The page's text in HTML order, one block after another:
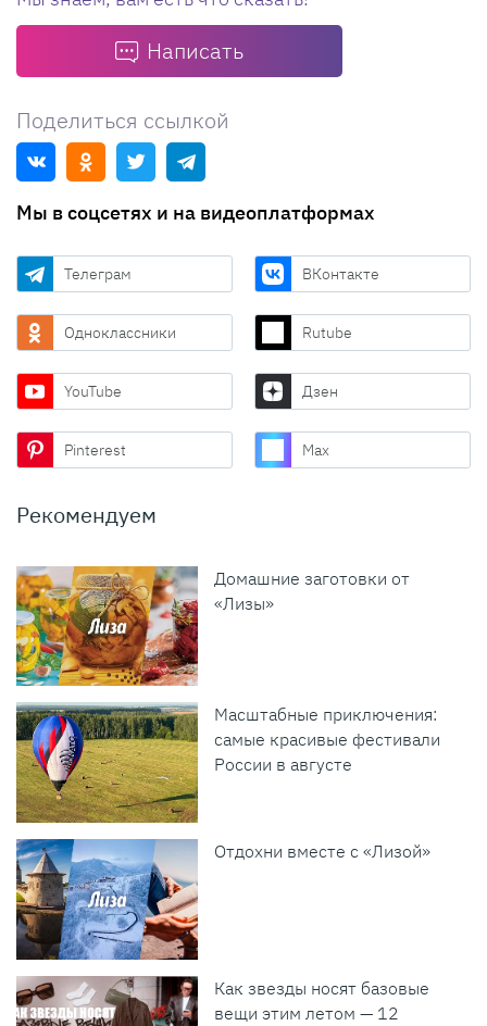
Написать
Поделиться ссылкой
Мы в соцсетях и на видеоплатформах
Телеграм ВКонтакте
Одноклассники Rutube
YouTube Дзен
Pinterest Max
Рекомендуем
Домашние заготовки от
«Лизы»
Масштабные приключения:
самые красивые фестивали
России в августе
Отдохни вместе с «Лизой»
Как звезды носят базовые
вещи этим летом — 12